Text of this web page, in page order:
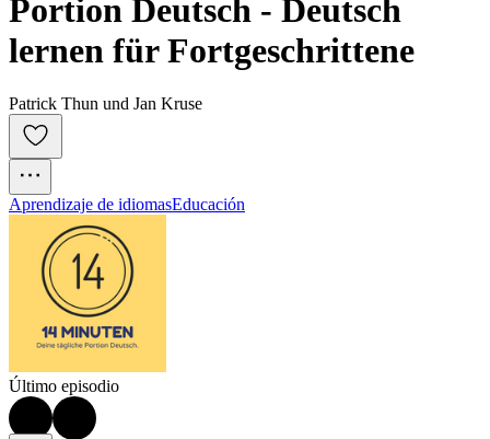
Portion Deutsch - Deutsch
lernen für Fortgeschrittene
Patrick Thun und Jan Kruse
Aprendizaje de idiomasEducación
Último episodio